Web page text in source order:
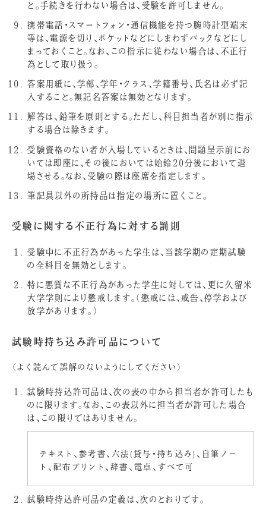
と。手続きを行わない場合は、受験を許可しません。
携帯電話・スマートフォン・通信機能を持つ腕時計型端末
等は、電源を切り、ポケットなどにしまわずバックなどにし
まっておくこと。なお、この指示に従わない場合は、不正行
為として取り扱う。
答案用紙に、学部、学年・クラス、学籍番号、氏名は必ず記
入すること。無記名答案は無効となります。
解答は、鉛筆を原則とする。ただし、科目担当者が別に指示
する場合は除きます。
受験資格のない者が入場しているときは、問題呈示前にお
いては即座に、その後においては始鈴20分後において退
場させる。なお、受験の際は座席を指定します。
筆記具以外の所持品は指定の場所に置くこと。
受験に関する不正行為に対する罰則
受験中に不正行為があった学生は、当該学期の定期試験
の全科目を無効とします。
特に悪質な不正行為があった学生に対しては、更に久留米
大学学則により懲戒します。（懲戒には、戒告、停学および
放学があります。）
試験時持ち込み許可品について
（よく読んで誤解のないようにしてください）
試験時持込許可品は、次の表の中から担当者が許可したも
のに限ります。なお、この表以外に担当者が許可した場合
は、この限りではありません。
テキスト、参考書、六法(貸与・持ち込み)、自筆ノー
ト、配布プリント、辞書、電卓、すべて可
試験時持込許可品の定義は、次のとおりです。